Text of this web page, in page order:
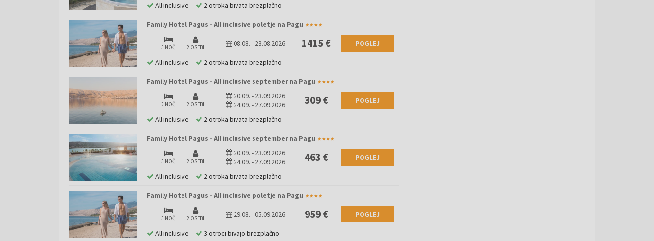
All inclusive 2 otroka bivata brezplačno
Family Hotel Pagus - All inclusive poletje na Pagu
5 NOČI 2 OSEBI 08.08. - 23.08.2026 1415 € POGLEJ
All inclusive 2 otroka bivata brezplačno
Family Hotel Pagus - All inclusive september na Pagu
2 NOČI 2 OSEBI
20.09. - 23.09.2026
24.09. - 27.09.2026 309 € POGLEJ
All inclusive 2 otroka bivata brezplačno
Family Hotel Pagus - All inclusive september na Pagu
3 NOČI 2 OSEBI
20.09. - 23.09.2026
24.09. - 27.09.2026 463 € POGLEJ
All inclusive 2 otroka bivata brezplačno
Family Hotel Pagus - All inclusive poletje na Pagu
3 NOČI 2 OSEBI 29.08. -05.09.2026 959 € POGLEJ
All inclusive 3 otroci bivajo brezplačno